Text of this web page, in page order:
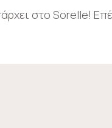
στο Sorelle!